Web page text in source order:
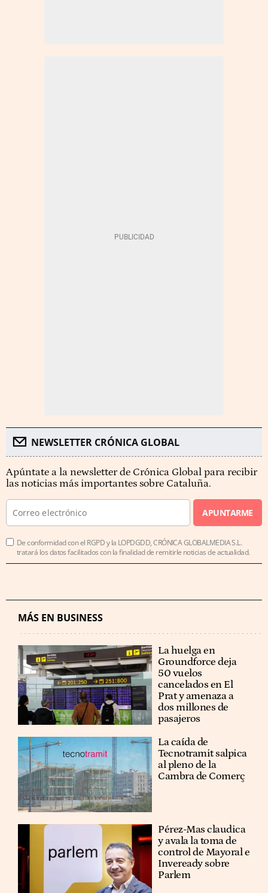
NEWSLETTER CRÓNICA GLOBAL
Apúntate a la newsletter de Crónica Global para recibir
las noticias más importantes sobre Cataluña.
APUNTARME
De conformidad con el RGPD y la LOPDGDD, CRÓNICA GLOBALMEDIA S.L.
tratará los datos facilitados con la finalidad de remitirle noticias de actualidad.
MÁS EN BUSINESS
La huelga en
Groundforce deja
50 vuelos
cancelados en El
Prat y amenaza a
dos millones de
pasajeros
La caída de
Tecnotramit salpica
al pleno de la
Cambra de Comerç
Pérez-Mas claudica
y avala la toma de
control de Mayoral e
Inveready sobre
Parlem